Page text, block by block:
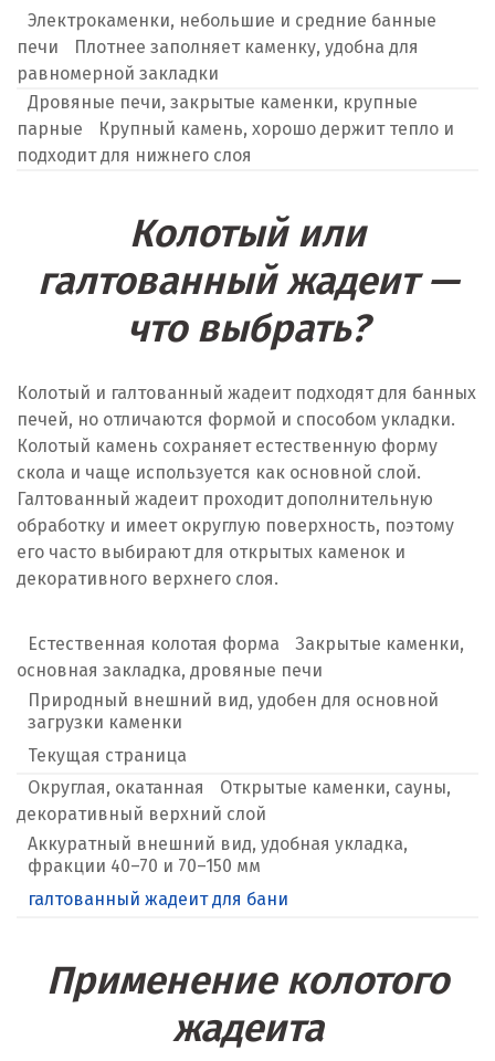
Электрокаменки, небольшие и средние банные
печи
Плотнее заполняет каменку, удобна для
равномерной закладки
Дровяные печи, закрытые каменки, крупные
парные
Крупный камень, хорошо держит тепло и
подходит для нижнего слоя
Колотый или
галтованный жадеит —
что выбрать?
Колотый и галтованный жадеит подходят для банных
печей, но отличаются формой и способом укладки.
Колотый камень сохраняет естественную форму
скола и чаще используется как основной слой.
Галтованный жадеит проходит дополнительную
обработку и имеет округлую поверхность, поэтому
его часто выбирают для открытых каменок и
декоративного верхнего слоя.
Естественная колотая форма
Закрытые каменки,
основная закладка, дровяные печи
Природный внешний вид, удобен для основной
загрузки каменки
Текущая страница
Округлая, окатанная
Открытые каменки, сауны,
декоративный верхний слой
Аккуратный внешний вид, удобная укладка,
фракции 40–70 и 70–150 мм
галтованный жадеит для бани
Применение колотого
жадеита